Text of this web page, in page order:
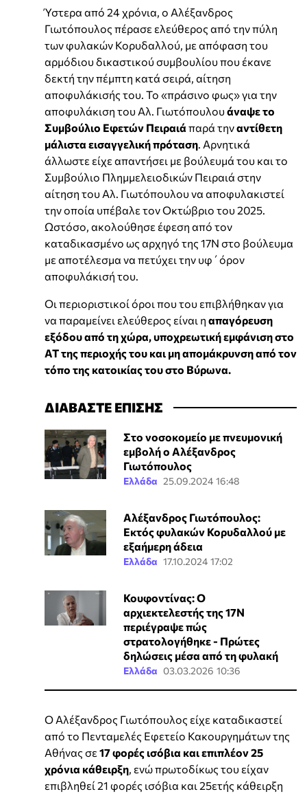
Ύστερα από 24 χρόνια, ο Αλέξανδρος
Γιωτόπουλος πέρασε ελεύθερος από την πύλη
των φυλακών Κορυδαλλού, με απόφαση του
αρμόδιου δικαστικού συμβουλίου που έκανε
δεκτή την πέμπτη κατά σειρά, αίτηση
αποφυλάκισής του. Το «πράσινο φως» για την
αποφυλάκιση του Αλ. Γιωτόπουλουάναψε το
Συμβούλιο Εφετών Πειραιά παρά τηναντίθετη
μάλιστα εισαγγελική πρόταση. Αρνητικά
άλλωστε είχε απαντήσει με βούλευμά του και το
Συμβούλιο Πλημμελειοδικών Πειραιά στην
αίτηση του Αλ. Γιωτόπουλου να αποφυλακιστεί
την οποία υπέβαλε τον Οκτώβριο του 2025.
Ωστόσο, ακολούθησε έφεση από τον
καταδικασμένο ως αρχηγό της 17Ν στο βούλευμα
με αποτέλεσμα να πετύχει την υφ΄όρον
αποφυλάκισή του.
Οι περιοριστικοί όροι που του επιβλήθηκαν για
να παραμείνει ελεύθερος είναι η απαγόρευση
εξόδου από τη χώρα, υποχρεωτική εμφάνιση στο
ΑΤ της περιοχής του και μη απομάκρυνση από τον
τόπο της κατοικίας του στο Βύρωνα.
ΔΙΑΒΑΣΤΕ ΕΠΙΣΗΣ
Στο νοσοκομείο με πνευμονική
εμβολή ο Αλέξανδρος
Γιωτόπουλος
Ελλάδα 25.09.2024 16:48
Αλέξανδρος Γιωτόπουλος:
Εκτός φυλακών Κορυδαλλού με
εξαήμερη άδεια
Ελλάδα 17.10.2024 17:02
Κουφοντίνας: Ο
αρχιεκτελεστής της 17Ν
περιέγραψε πώς
στρατολογήθηκε - Πρώτες
δηλώσεις μέσα από τη φυλακή
Ελλάδα 03.03.2026 10:36
Ο Αλέξανδρος Γιωτόπουλος είχε καταδικαστεί
από το Πενταμελές Εφετείο Κακουργημάτων της
Αθήνας σε17 φορές ισόβια και επιπλέον 25
χρόνια κάθειρξη, ενώ πρωτοδίκως του είχαν
επιβληθεί 21 φορές ισόβια και 25ετής κάθειρξη